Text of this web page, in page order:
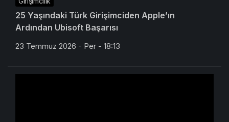
25 Yaşındaki Türk Girişimciden Apple’ın
Ardından Ubisoft Başarısı
23 Temmuz 2026 - Per - 18:13